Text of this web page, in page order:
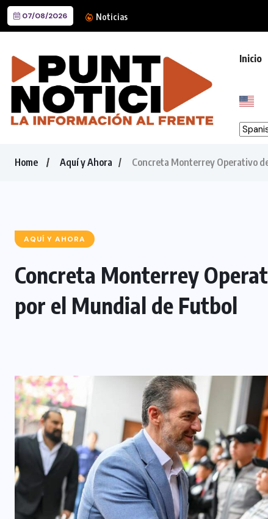
07/08/2026 Noticias
Inicio
Home Aquí y Ahora Concreta Monterrey Operativo
AQUÍ Y AHORA
Concreta Monterrey
por el Mundial de Futbol